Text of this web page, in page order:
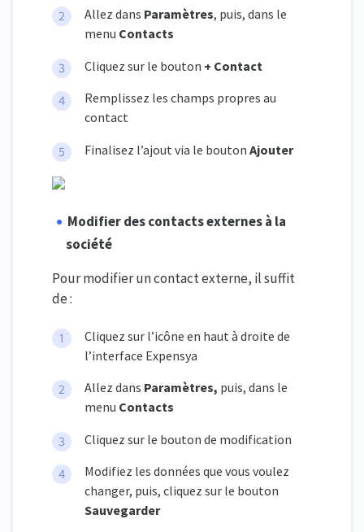
Allez dans Paramètres, puis, dans le
menu Contacts
Cliquez sur le bouton + Contact
Remplissez les champs propres au
contact
Finalisez l’ajout via le bouton Ajouter
Modifier des contacts externes à la
société
Pour modifier un contact externe, il suffit
de :
Cliquez sur l’icône en haut à droite de
l’interface Expensya
Allez dans Paramètres, puis, dans le
menu Contacts
Cliquez sur le bouton de modification
Modifiez les données que vous voulez
changer, puis, cliquez sur le bouton
Sauvegarder